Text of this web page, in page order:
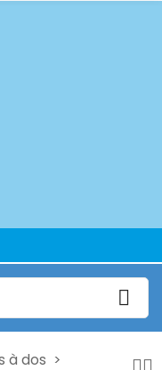
à dos